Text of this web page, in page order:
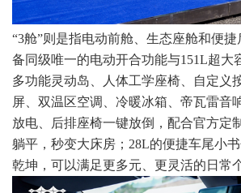
“3舱”则是指电动前舱、生态座舱和便
备同级唯一的电动开合功能与151L超大
多功能灵动岛、人体工学座椅、自定义
屏、双温区空调、冷暖冰箱、帝瓦雷音
放电、后排座椅一键放倒，配合官方定
躺平，秒变大床房；28L的便捷车尾小
乾坤，可以满足更多元、更灵活的日常